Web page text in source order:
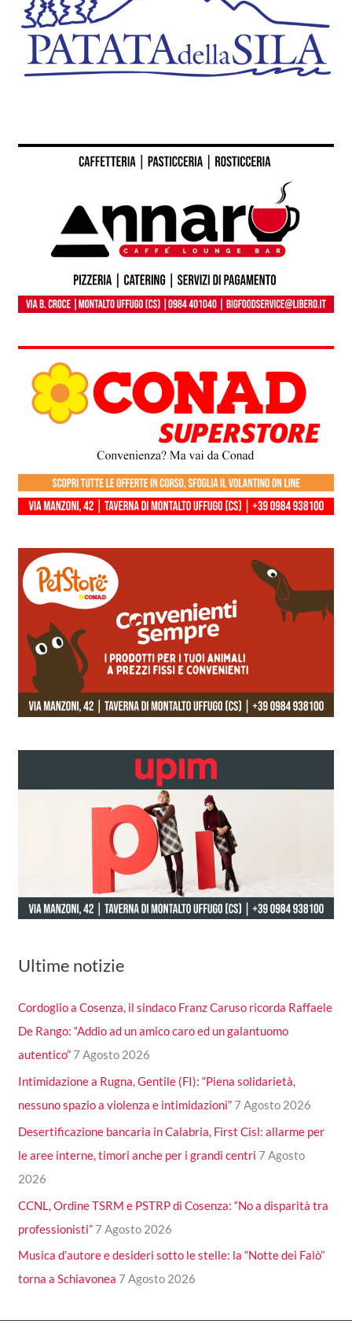
Ultime notizie
Cordoglio a Cosenza, il sindaco Franz Caruso ricorda Raffaele
De Rango: “Addio ad un amico caro ed un galantuomo
autentico” 7 Agosto 2026
Intimidazione a Rugna, Gentile (FI): “Piena solidarietà,
nessuno spazio a violenza e intimidazioni” 7 Agosto 2026
Desertificazione bancaria in Calabria, First Cisl: allarme per
le aree interne, timori anche per i grandi centri 7 Agosto
2026
CCNL, Ordine TSRM e PSTRP di Cosenza: “No a disparità tra
professionisti” 7 Agosto 2026
Musica d’autore e desideri sotto le stelle: la “Notte dei Falò”
torna a Schiavonea 7 Agosto 2026